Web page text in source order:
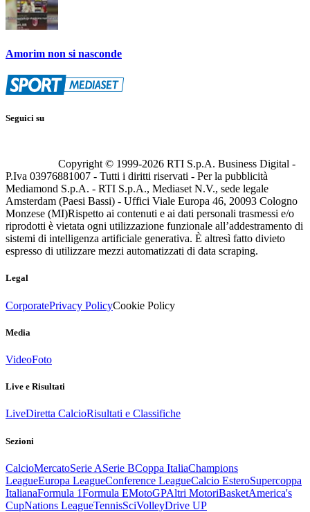
Amorim non si nasconde
Seguici su
Copyright © 1999-2026 RTI S.p.A. Business Digital -
P.Iva 03976881007 - Tutti i diritti riservati - Per la pubblicità
Mediamond S.p.A. - RTI S.p.A., Mediaset N.V., sede legale
Amsterdam (Paesi Bassi) - Uffici Viale Europa 46, 20093 Cologno
Monzese (MI)Rispetto ai contenuti e ai dati personali trasmessi e/o
riprodotti è vietata ogni utilizzazione funzionale all’addestramento di
sistemi di intelligenza artificiale generativa. È altresì fatto divieto
espresso di utilizzare mezzi automatizzati di data scraping.
Legal
CorporatePrivacy PolicyCookie Policy
Media
VideoFoto
Live e Risultati
LiveDiretta CalcioRisultati e Classifiche
Sezioni
CalcioMercatoSerie ASerie BCoppa ItaliaChampions
LeagueEuropa LeagueConference LeagueCalcio EsteroSupercoppa
ItalianaFormula 1Formula EMotoGPAltri MotoriBasketAmerica's
CupNations LeagueTennisSciVolleyDrive UP